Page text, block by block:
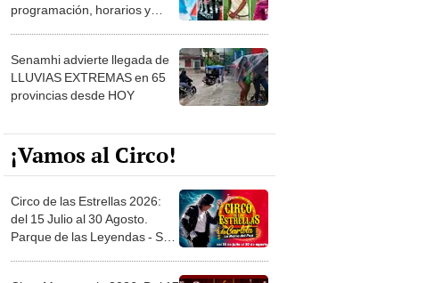
programación, horarios y
Senamhi advierte llegada de
LLUVIAS EXTREMAS en 65
provincias desde HOY
¡Vamos al Circo!
Circo de las Estrellas 2026:
del 15 Julio al 30 Agosto.
Parque de las Leyendas - San